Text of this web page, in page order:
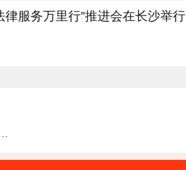
服务万里行”推进会在长沙举行